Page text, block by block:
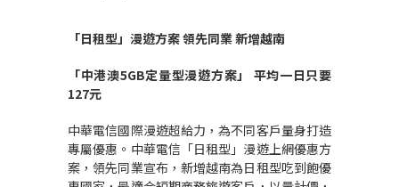
「日租型」漫遊方案領先同業新增越南
「中港澳5GB定量型漫遊方案」
平均一日只要
127元
中華電信國際漫遊超給力，為不同客戶量身打造
專屬優惠。中華電信「日租型」漫遊上網優惠方
案，領先同業宣布，新增越南為日租型吃到飽優